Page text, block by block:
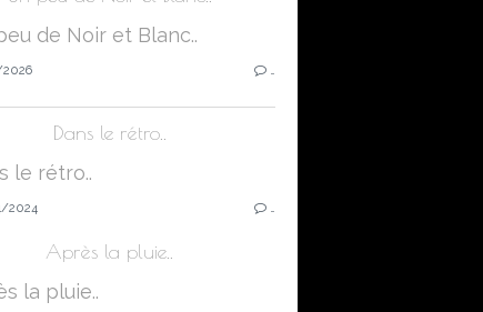
Dans le rétro..
2024
Après la pluie..